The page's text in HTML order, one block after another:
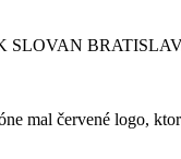
SLOVAN
mal červené logo,